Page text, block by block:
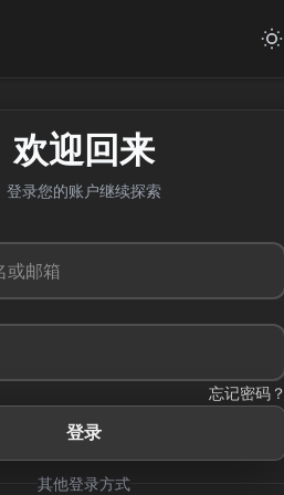
欢迎回来
登录您的账户继续探索
忘记密码？
登录
其他登录方式